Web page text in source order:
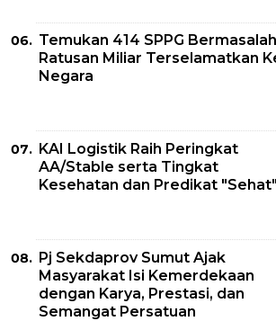
Temukan 414 SPPG Bermasalah
Ratusan Miliar Terselamatkan
Negara
KAI Logistik Raih Peringkat
AA/Stable serta Tingkat
Kesehatan dan Predikat "Sehat"
Pj Sekdaprov Sumut Ajak
Masyarakat Isi Kemerdekaan
dengan Karya, Prestasi, dan
Semangat Persatuan